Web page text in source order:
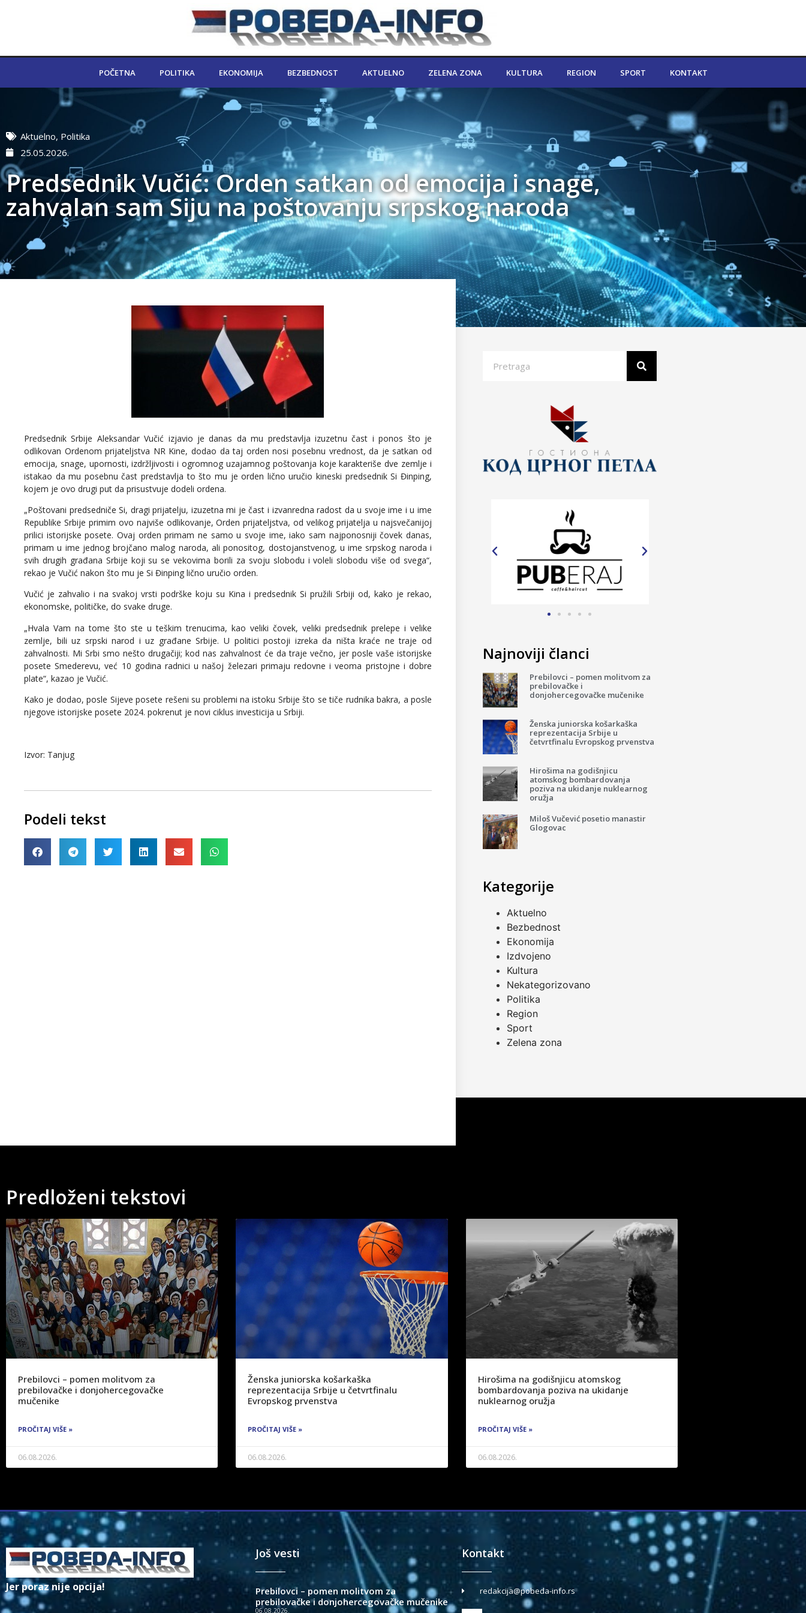
POČETNA POLITIKA EKONOMIJA BEZBEDNOST AKTUELNO ZELENA ZONA KULTURA REGION SPORT KONTAKT
Aktuelno, Politika
25.05.2026.
Predsednik Vučić: Orden satkan od emocija i snage,
zahvalan sam Siju na poštovanju srpskog naroda
Predsednik Srbije Aleksandar Vučić izjavio je danas da mu predstavlja izuzetnu čast i ponos što je
odlikovan Ordenom prijateljstva NR Kine, dodao da taj orden nosi posebnu vrednost, da je satkan od
emocija, snage, upornosti, izdržljivosti i ogromnog uzajamnog poštovanja koje karakteriše dve zemlje i
istakao da mu posebnu čast predstavlja to što mu je orden lično uručio kineski predsednik Si Đinping,
kojem je ovo drugi put da prisustvuje dodeli ordena.
„Poštovani predsedniče Si, dragi prijatelju, izuzetna mi je čast i izvanredna radost da u svoje ime i u ime
Republike Srbije primim ovo najviše odlikovanje, Orden prijateljstva, od velikog prijatelja u najsvečanijoj
prilici istorijske posete. Ovaj orden primam ne samo u svoje ime, iako sam najponosniji čovek danas,
primam u ime jednog brojčano malog naroda, ali ponositog, dostojanstvenog, u ime srpskog naroda i
svih drugih građana Srbije koji su se vekovima borili za svoju slobodu i voleli slobodu više od svega“,
rekao je Vučić nakon što mu je Si Đinping lično uručio orden.
Vučić je zahvalio i na svakoj vrsti podrške koju su Kina i predsednik Si pružili Srbiji od, kako je rekao,
ekonomske, političke, do svake druge.
„Hvala Vam na tome što ste u teškim trenucima, kao veliki čovek, veliki predsednik prelepe i velike
zemlje, bili uz srpski narod i uz građane Srbije. U politici postoji izreka da ništa kraće ne traje od
zahvalnosti. Mi Srbi smo nešto drugačiji; kod nas zahvalnost će da traje večno, jer posle vaše istorijske
posete Smederevu, već 10 godina radnici u našoj železari primaju redovne i veoma pristojne i dobre
plate“, kazao je Vučić.
Kako je dodao, posle Sijeve posete rešeni su problemi na istoku Srbije što se tiče rudnika bakra, a posle
njegove istorijske posete 2024. pokrenut je novi ciklus investicija u Srbiji.
Izvor: Tanjug
Podeli tekst
Najnoviji članci
Prebilovci – pomen molitvom za
prebilovačke i
donjohercegovačke mučenike
Ženska juniorska košarkaška
reprezentacija Srbije u
četvrtfinalu Evropskog prvenstva
Hirošima na godišnjicu
atomskog bombardovanja
poziva na ukidanje nuklearnog
oružja
Miloš Vučević posetio manastir
Glogovac
Kategorije
Aktuelno
Bezbednost
Ekonomija
Izdvojeno
Kultura
Nekategorizovano
Politika
Region
Sport
Zelena zona
Predloženi tekstovi
Prebilovci – pomen molitvom za
prebilovačke i donjohercegovačke
mučenike
PROČITAJ VIŠE »
06.08.2026.
Ženska juniorska košarkaška
reprezentacija Srbije u četvrtfinalu
Evropskog prvenstva
PROČITAJ VIŠE »
06.08.2026.
Hirošima na godišnjicu atomskog
bombardovanja poziva na ukidanje
nuklearnog oružja
PROČITAJ VIŠE »
06.08.2026.
Jer poraz nije opcija!
Još vesti
Prebilovci – pomen molitvom za
prebilovačke i donjohercegovačke mučenike
06.08.2026.
Kontakt
redakcija@pobeda-info.rs